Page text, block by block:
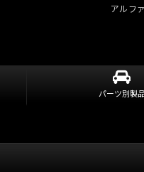
アルフ
パーツ別製